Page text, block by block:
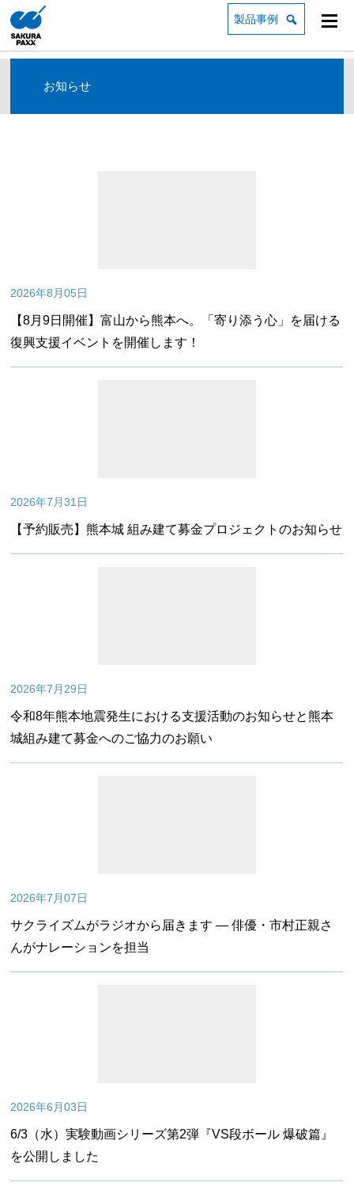
製品事例
お知らせ
2026年8月05日
【8月9日開催】富山から熊本へ。「寄り添う心」を届ける
復興支援イベントを開催します！
2026年7月31日
【予約販売】熊本城 組み建て募金プロジェクトのお知らせ
2026年7月29日
令和8年熊本地震発生における支援活動のお知らせと熊本
城組み建て募金へのご協力のお願い
2026年7月07日
サクライズムがラジオから届きます — 俳優・市村正親さ
んがナレーションを担当
2026年6月03日
6/3（水）実験動画シリーズ第2弾『VS段ボール 爆破篇』
を公開しました